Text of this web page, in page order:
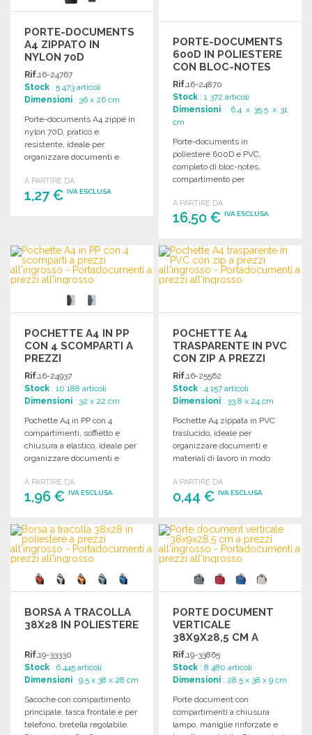
PORTE-DOCUMENTS
A4 ZIPPATO IN
NYLON 70D
Rif.16-24767
Stock : 5 473 articoli
Dimensioni : 36 x 26 cm
Porte-documents A4 zippé in
nylon 70D, pratico e
resistente, ideale per
organizzare documenti e
A PARTIRE DA
1,27 € IVA ESCLUSA
Richiedi un preventivo
PORTE-DOCUMENTS
600D IN POLIESTERE
CON BLOC-NOTES
Rif.16-24870
Stock : 1 372 articoli
Dimensioni : 6.4 x 35.5 x 31
cm
Porte-documents in
poliestere 600D e PVC,
completo di bloc-notes,
compartimento per
A PARTIRE DA
16,50 €IVA ESCLUSA
ORDINARE
Richiedi un preventivo
POCHETTE A4 IN PP
CON 4 SCOMPARTI A
PREZZI
ALL'INGROSSO
Rif.16-24937
Stock : 10 188 articoli
Dimensioni : 32 x 22 cm
Pochette A4 in PP con 4
compartimenti, soffietto e
chiusura a elastico, ideale per
organizzare documenti e
A PARTIRE DA
1,96 € IVA ESCLUSA
ORDINARE
Richiedi un preventivo
POCHETTE A4
TRASPARENTE IN PVC
CON ZIP A PREZZI
ALL'INGROSSO
Rif.16-25562
Stock : 4 157 articoli
Dimensioni : 33.8 x 24 cm
Pochette A4 zippata in PVC
traslucido, ideale per
organizzare documenti e
materiali di lavoro in modo
A PARTIRE DA
0,44 €IVA ESCLUSA
ORDINARE
Richiedi un preventivo
BORSA A TRACOLLA
38X28 IN POLIESTERE
Rif.19-33330
Stock : 6 445 articoli
Dimensioni : 9.5 x 38 x 28 cm
Sacoche con compartimento
principale, tasca frontale e per
telefono, bretella regolabile.
PORTE DOCUMENT
VERTICALE
38X9X28,5 CM A
PREZZI
ALL'INGROSSO
Rif.19-33865
Stock : 8 480 articoli
Dimensioni : 28.5 x 38 x 9 cm
Porte document con
compartimenti a chiusura
lampo, maniglie rinforzate e